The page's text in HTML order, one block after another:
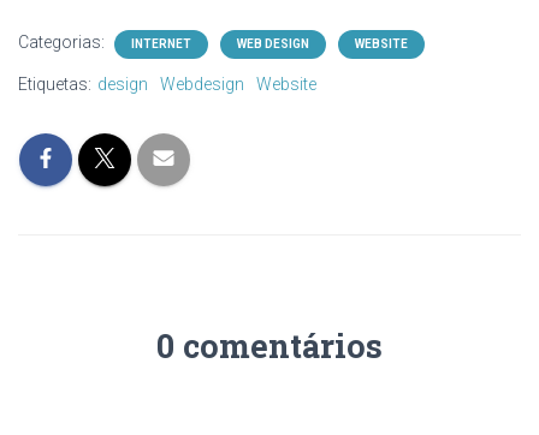
Categorias: INTERNET WEB DESIGN WEBSITE
Etiquetas: design Webdesign Website
0 comentários